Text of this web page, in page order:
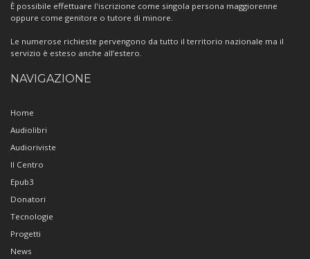
È possibile effettuare l'iscrizione come singola persona maggiorenne
oppure come genitore o tutore di minore.
Le numerose richieste pervengono da tutto il territorio nazionale ma il
servizio è esteso anche all’estero.
NAVIGAZIONE
Home
Audiolibri
Audioriviste
Il Centro
Epub3
Donatori
Tecnologie
Progetti
News